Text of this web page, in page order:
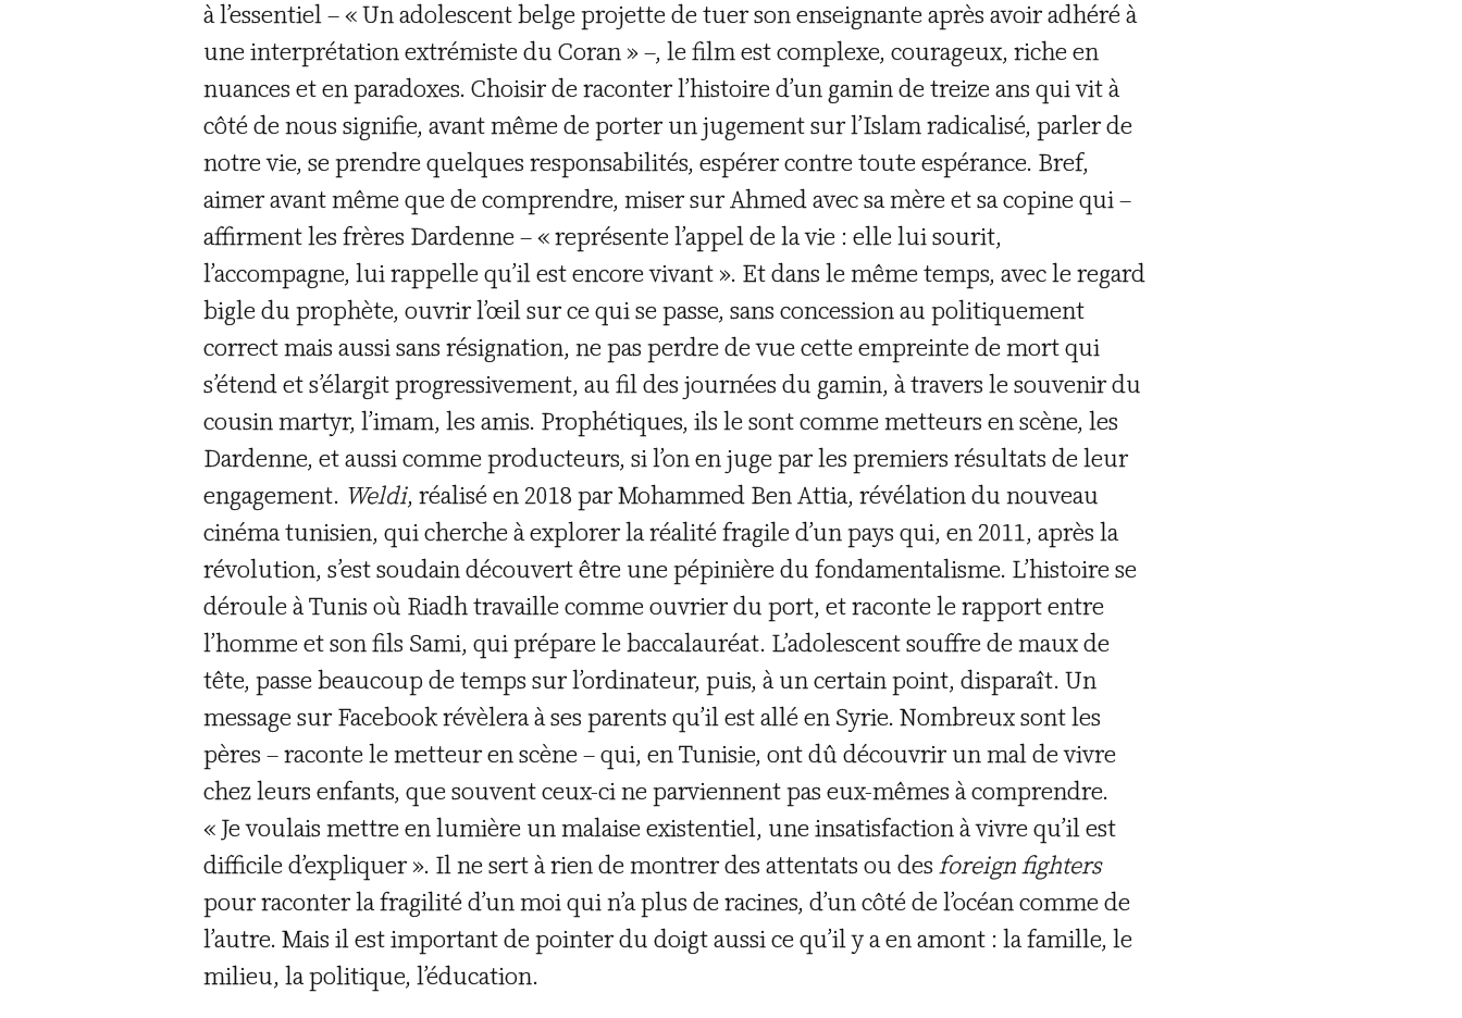
à l’essentiel – « Un adolescent belge projette de tuer son enseignante après avoir adhéré à
une interprétation extrémiste du Coran » –, le film est complexe, courageux, riche en
nuances et en paradoxes. Choisir de raconter l’histoire d’un gamin de treize ans qui vit à
côté de nous signifie, avant même de porter un jugement sur l’Islam radicalisé, parler de
notre vie, se prendre quelques responsabilités, espérer contre toute espérance. Bref,
aimer avant même que de comprendre, miser sur Ahmed avec sa mère et sa copine qui –
affirment les frères Dardenne – « représente l’appel de la vie : elle lui sourit,
l’accompagne, lui rappelle qu’il est encore vivant ». Et dans le même temps, avec le regard
bigle du prophète, ouvrir l’œil sur ce qui se passe, sans concession au politiquement
correct mais aussi sans résignation, ne pas perdre de vue cette empreinte de mort qui
s’étend et s’élargit progressivement, au fil des journées du gamin, à travers le souvenir du
cousin martyr, l’imam, les amis. Prophétiques, ils le sont comme metteurs en scène, les
Dardenne, et aussi comme producteurs, si l’on en juge par les premiers résultats de leur
engagement. Weldi, réalisé en 2018 par Mohammed Ben Attia, révélation du nouveau
cinéma tunisien, qui cherche à explorer la réalité fragile d’un pays qui, en 2011, après la
révolution, s’est soudain découvert être une pépinière du fondamentalisme. L’histoire se
déroule à Tunis où Riadh travaille comme ouvrier du port, et raconte le rapport entre
l’homme et son fils Sami, qui prépare le baccalauréat. L’adolescent souffre de maux de
tête, passe beaucoup de temps sur l’ordinateur, puis, à un certain point, disparaît. Un
message sur Facebook révèlera à ses parents qu’il est allé en Syrie. Nombreux sont les
pères – raconte le metteur en scène – qui, en Tunisie, ont dû découvrir un mal de vivre
chez leurs enfants, que souvent ceux-ci ne parviennent pas eux-mêmes à comprendre.
« Je voulais mettre en lumière un malaise existentiel, une insatisfaction à vivre qu’il est
difficile d’expliquer ». Il ne sert à rien de montrer des attentats ou des foreign fighters
pour raconter la fragilité d’un moi qui n’a plus de racines, d’un côté de l’océan comme de
l’autre. Mais il est important de pointer du doigt aussi ce qu’il y a en amont : la famille, le
milieu, la politique, l’éducation.